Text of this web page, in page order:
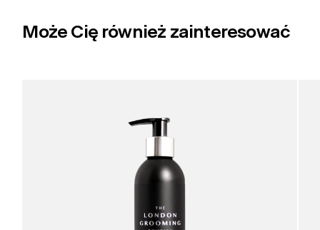
Może Cię również zainteresować